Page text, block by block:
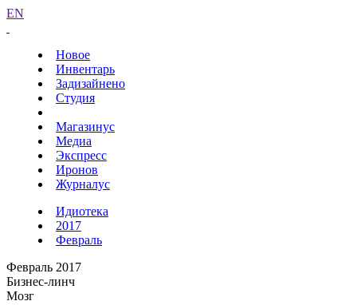
EN
Новое
Инвентарь
Задизайнено
Студия
Магазинус
Медиа
Экспресс
Иронов
Журналус
Идиотека
2017
Февраль
Февраль 2017
Бизнес-линч
Мозг